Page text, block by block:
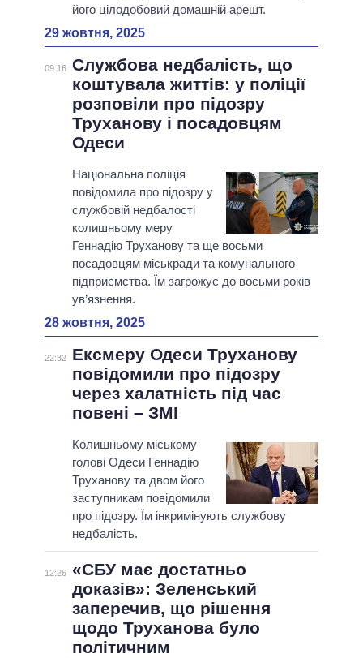
його цілодобовий домашній арешт.
29 жовтня, 2025
09:16 Службова недбалість, що
коштувала життів: у поліції
розповіли про підозру
Труханову і посадовцям
Одеси
Національна поліція
повідомила про підозру у
службовій недбалості
колишньому меру
Геннадію Труханову та ще восьми
посадовцям міськради та комунального
підприємства. Їм загрожує до восьми років
ув’язнення.
28 жовтня, 2025
22:32
Ексмеру Одеси Труханову
повідомили про підозру
через халатність під час
повені – ЗМІ
Колишньому міському
голові Одеси Геннадію
Труханову та двом його
заступникам повідомили
про підозру. Їм інкримінують службову
недбалість.
12:26
«СБУ має достатньо
доказів»: Зеленський
заперечив, що рішення
щодо Труханова було
політичним